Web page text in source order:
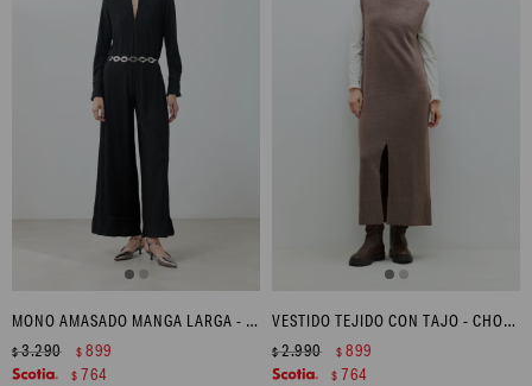
MONO AMASADO MANGA LARGA - NEGRO
$3.290 $ 899
$ 764
VESTIDO TEJIDO CON TAJO - CHOCOLATE
$2.990 $ 899
$ 764